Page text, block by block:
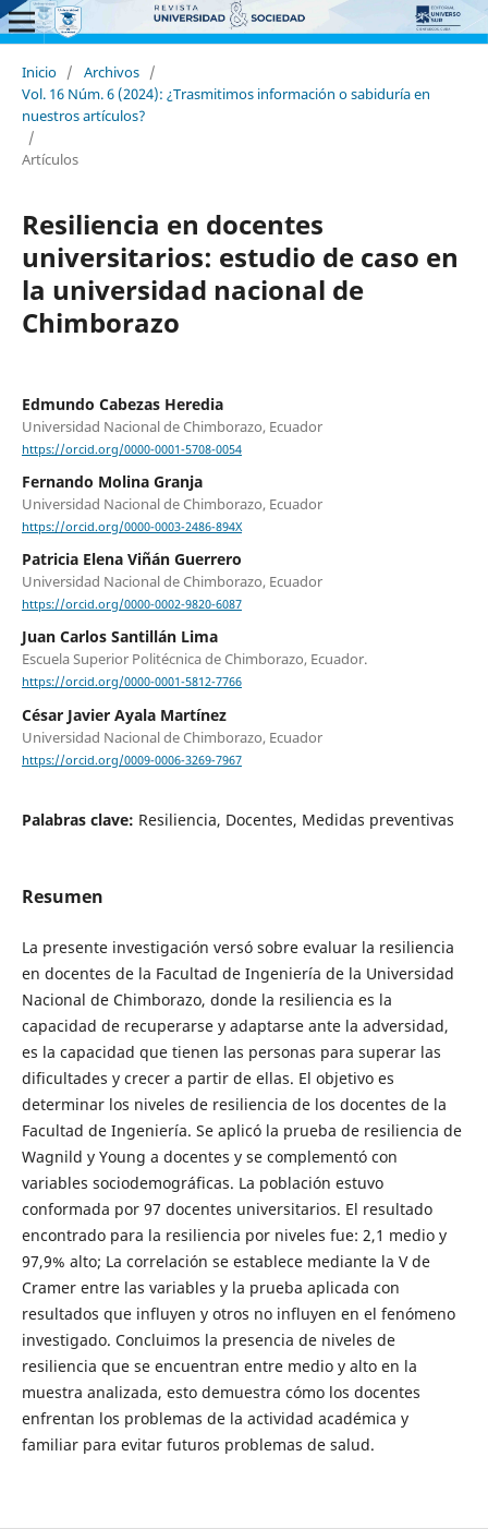
Inicio / Archivos /
Vol. 16 Núm. 6 (2024): ¿Trasmitimos información o sabiduría en
nuestros artículos?
/
Artículos
Resiliencia en docentes
universitarios: estudio de caso en
la universidad nacional de
Chimborazo
Edmundo Cabezas Heredia
Universidad Nacional de Chimborazo, Ecuador
https://orcid.org/0000-0001-5708-0054
Fernando Molina Granja
Universidad Nacional de Chimborazo, Ecuador
https://orcid.org/0000-0003-2486-894X
Patricia Elena Viñán Guerrero
Universidad Nacional de Chimborazo, Ecuador
https://orcid.org/0000-0002-9820-6087
Juan Carlos Santillán Lima
Escuela Superior Politécnica de Chimborazo, Ecuador.
https://orcid.org/0000-0001-5812-7766
César Javier Ayala Martínez
Universidad Nacional de Chimborazo, Ecuador
https://orcid.org/0009-0006-3269-7967
Palabras clave: Resiliencia, Docentes, Medidas preventivas
Resumen
La presente investigación versó sobre evaluar la resiliencia
en docentes de la Facultad de Ingeniería de la Universidad
Nacional de Chimborazo, donde la resiliencia es la
capacidad de recuperarse y adaptarse ante la adversidad,
es la capacidad que tienen las personas para superar las
dificultades y crecer a partir de ellas. El objetivo es
determinar los niveles de resiliencia de los docentes de la
Facultad de Ingeniería. Se aplicó la prueba de resiliencia de
Wagnild y Young a docentes y se complementó con
variables sociodemográficas. La población estuvo
conformada por 97 docentes universitarios. El resultado
encontrado para la resiliencia por niveles fue: 2,1 medio y
97,9% alto; La correlación se establece mediante la V de
Cramer entre las variables y la prueba aplicada con
resultados que influyen y otros no influyen en el fenómeno
investigado. Concluimos la presencia de niveles de
resiliencia que se encuentran entre medio y alto en la
muestra analizada, esto demuestra cómo los docentes
enfrentan los problemas de la actividad académica y
familiar para evitar futuros problemas de salud.